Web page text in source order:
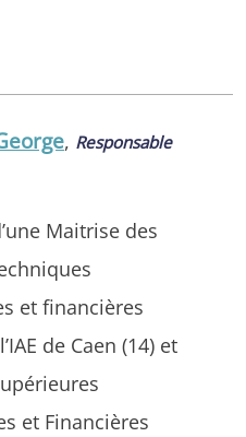
, Responsable
Maitrise des
et financières
de Caen (14) et
et Financières